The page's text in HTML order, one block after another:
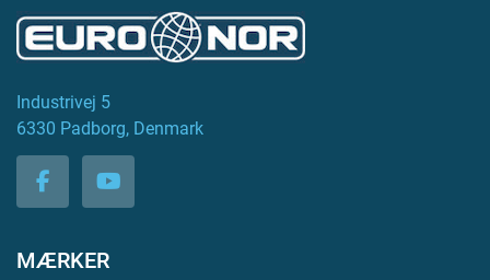
Industrivej 5
6330 Padborg, Denmark
facebookyoutube
MÆRKER